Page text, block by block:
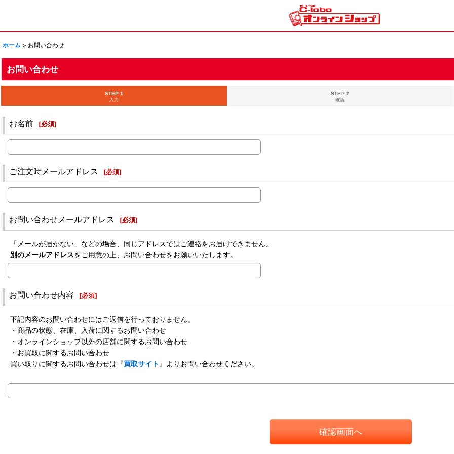
ホーム > お問い合わせ
お問い合わせ
STEP 1
入力
STEP 2
確認
お名前 [必須]
ご注文時メールアドレス [必須]
お問い合わせメールアドレス [必須]
「メールが届かない」などの場合、同じアドレスではご連絡をお届けできません。
別のメールアドレスをご用意の上、お問い合わせをお願いいたします。
お問い合わせ内容 [必須]
下記内容のお問い合わせにはご返信を行っておりません。
・商品の状態、在庫、入荷に関するお問い合わせ
・オンラインショップ以外の店舗に関するお問い合わせ
・お買取に関するお問い合わせ
買い取りに関するお問い合わせは『買取サイト 』よりお問い合わせください。
確認画面へ